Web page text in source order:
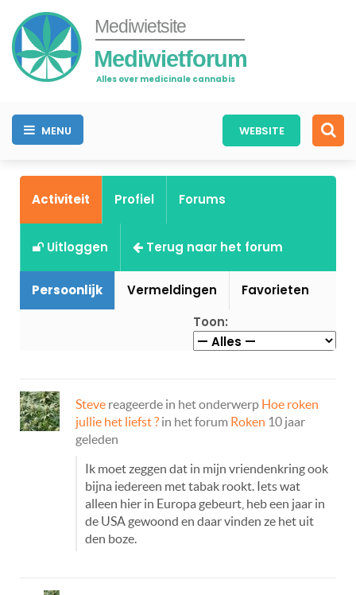
Mediwietsite
Mediwietforum
Alles over medicinale cannabis
MENU WEBSITE
Activiteit Profiel Forums
Uitloggen Terug naar het forum
Persoonlijk Vermeldingen
Favorieten
Toon:
Steve reageerde in het onderwerp Hoe roken
jullie het liefst ? in het forum Roken 10 jaar
geleden
Ik moet zeggen dat in mijn vriendenkring ook
bijna iedereen met tabak rookt. Iets wat
alleen hier in Europa gebeurt, heb een jaar in
de USA gewoond en daar vinden ze het uit
den boze.